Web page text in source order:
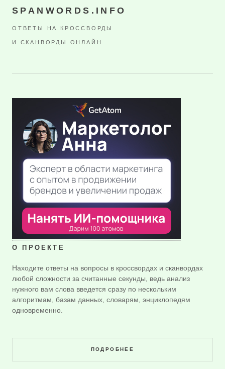
SPANWORDS.INFO
ОТВЕТЫ НА КРОССВОРДЫ
И СКАНВОРДЫ ОНЛАЙН
О ПРОЕКТЕ
Находите ответы на вопросы в кроссвордах и сканвордах
любой сложности за считанные секунды, ведь анализ
нужного вам слова введется сразу по нескольким
алгоритмам, базам данных, словарям, энциклопедям
одновременно.
ПОДРОБНЕЕ